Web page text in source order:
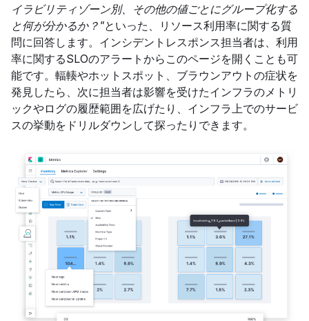
イラビリティゾーン別、その他の値ごとにグループ化する
と何が分かるか？"といった、リソース利用率に関する質
問に回答します。インシデントレスポンス担当者は、利用
率に関するSLOのアラートからこのページを開くことも可
能です。輻輳やホットスポット、ブラウンアウトの症状を
発見したら、次に担当者は影響を受けたインフラのメトリ
ックやログの履歴範囲を広げたり、インフラ上でのサービ
スの挙動をドリルダウンして探ったりできます。